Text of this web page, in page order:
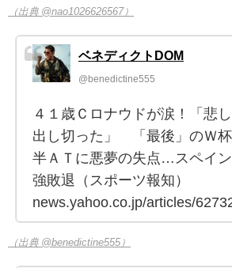
（出典 @nao1026626567）
ベネディクトDOM
@benedictine555
４１歳Ｃロナウドが涙！「悲
出し切った」 「最後」のＷ
半ＡＴに悪夢の失点…スペイン
強敗退（スポーツ報知）
news.yahoo.co.jp/articles/
（出典 @benedictine555）